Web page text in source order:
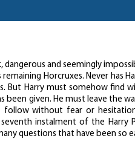
dangerous and seemingly
Horcruxes. Never has
But Harry must somehow find
given. He must leave the
follow without fear or
instalment of the Harry
questions that have been so